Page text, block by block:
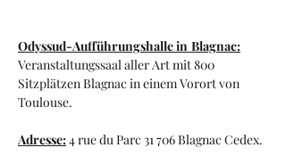
Toulouse.
Odyssud-Aufführungshalle in Blagnac:
Veranstaltungssaal aller Art mit 800
Toulouse.